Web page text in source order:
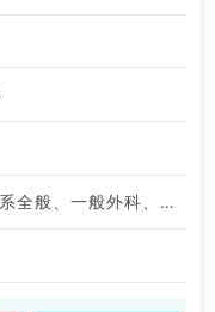
心臓血管外科、外科系全般、一般外科、救急科・ＩＣＵ